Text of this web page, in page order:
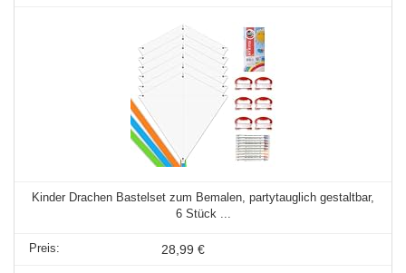
Kinder Drachen Bastelset zum Bemalen, partytauglich gestaltbar,
6 Stück ...
28,99 €